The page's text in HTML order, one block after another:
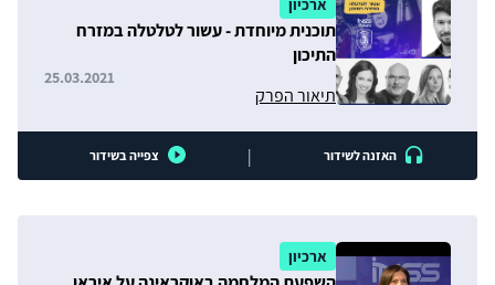
ארכיון
תוכנית מיוחדת - עשור לטלטלה במזרח
התיכון
תיאור הפרק
25.03.2021
האזנה לשידור | צפייה בשידור
ארכיון